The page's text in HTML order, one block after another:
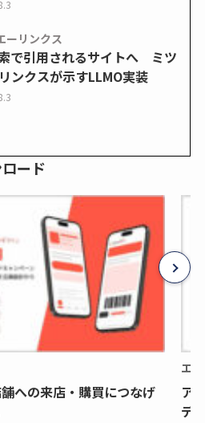
ーリンクス
で引用されるサイトへ ミツ
ンクスが示すLLMO実装
ード
への来店・購買につなげ
エ
ア
デ